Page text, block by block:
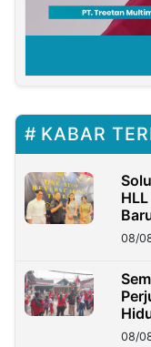
KABAR
08/
08/